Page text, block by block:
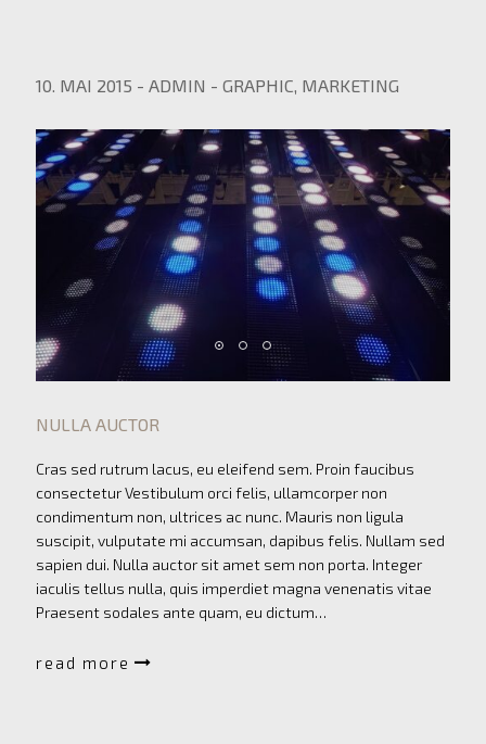
10. MAI 2015 - ADMIN - GRAPHIC, MARKETING
NULLA AUCTOR
Cras sed rutrum lacus, eu eleifend sem. Proin faucibus
consectetur Vestibulum orci felis, ullamcorper non
condimentum non, ultrices ac nunc. Mauris non ligula
suscipit, vulputate mi accumsan, dapibus felis. Nullam sed
sapien dui. Nulla auctor sit amet sem non porta. Integer
iaculis tellus nulla, quis imperdiet magna venenatis vitae
Praesent sodales ante quam, eu dictum…
read more